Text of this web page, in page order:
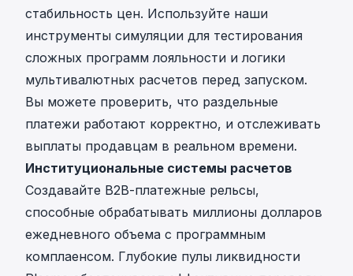
стабильность цен. Используйте наши
инструменты симуляции для тестирования
сложных программ лояльности и логики
мультивалютных расчетов перед запуском.
Вы можете проверить, что раздельные
платежи работают корректно, и отслеживать
выплаты продавцам в реальном времени.
Институциональные системы расчетов
Создавайте B2B-платежные рельсы,
способные обрабатывать миллионы долларов
ежедневного объема с программным
комплаенсом. Глубокие пулы ликвидности